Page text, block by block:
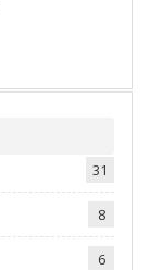
31
8
6